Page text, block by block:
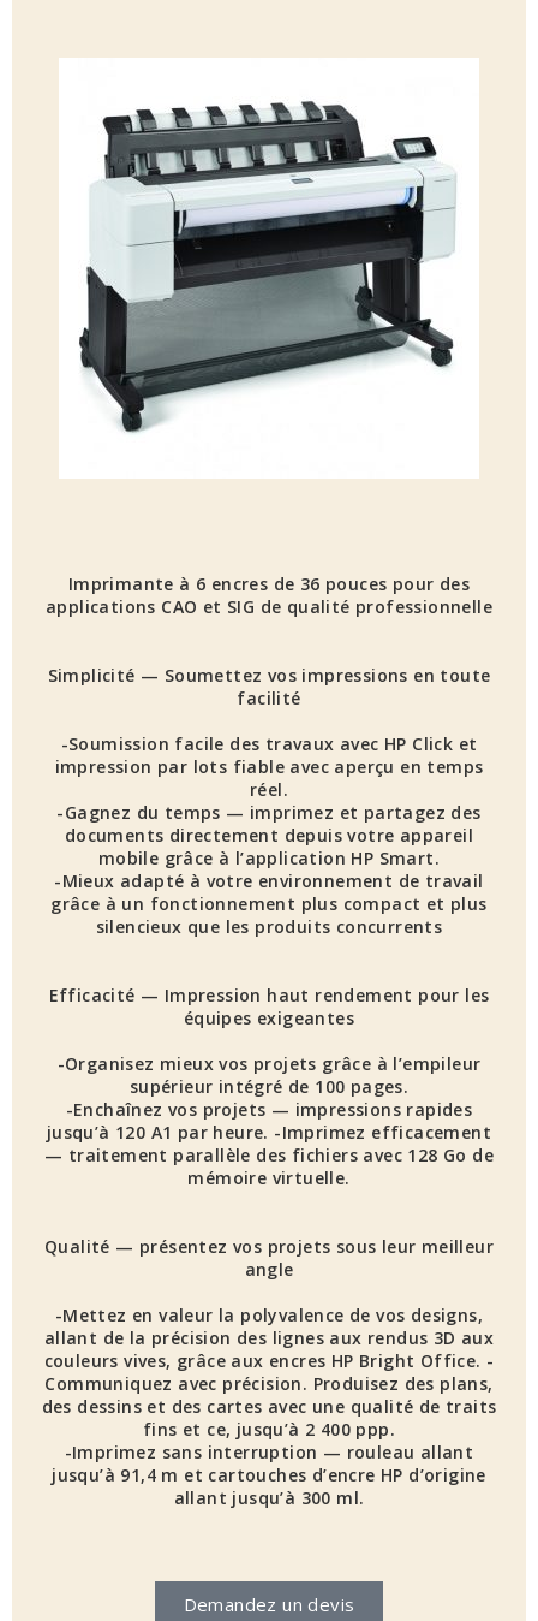
Imprimante à 6 encres de 36 pouces pour des
applications CAO et SIG de qualité professionnelle
Simplicité — Soumettez vos impressions en toute
facilité
-Soumission facile des travaux avec HP Click et
impression par lots fiable avec aperçu en temps
réel.
-Gagnez du temps — imprimez et partagez des
documents directement depuis votre appareil
mobile grâce à l’application HP Smart.
-Mieux adapté à votre environnement de travail
grâce à un fonctionnement plus compact et plus
silencieux que les produits concurrents
Efficacité — Impression haut rendement pour les
équipes exigeantes
-Organisez mieux vos projets grâce à l’empileur
supérieur intégré de 100 pages.
-Enchaînez vos projets — impressions rapides
jusqu’à 120 A1 par heure. -Imprimez efficacement
— traitement parallèle des fichiers avec 128 Go de
mémoire virtuelle.
Qualité — présentez vos projets sous leur meilleur
angle
-Mettez en valeur la polyvalence de vos designs,
allant de la précision des lignes aux rendus 3D aux
couleurs vives, grâce aux encres HP Bright Office. -
Communiquez avec précision. Produisez des plans,
des dessins et des cartes avec une qualité de traits
fins et ce, jusqu’à 2 400 ppp.
-Imprimez sans interruption — rouleau allant
jusqu’à 91,4 m et cartouches d’encre HP d’origine
allant jusqu’à 300 ml.
Demandez un devis